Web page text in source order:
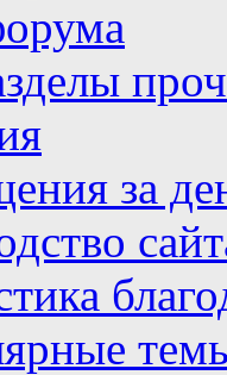
за